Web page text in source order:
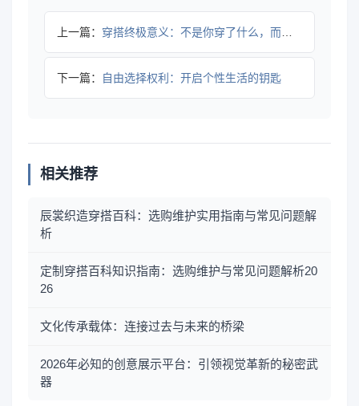
上一篇： 穿搭终极意义：不是你穿了什么，而是你怎样定义自己
下一篇： 自由选择权利：开启个性生活的钥匙
相关推荐
辰裳织造穿搭百科：选购维护实用指南与常见问题解
析
定制穿搭百科知识指南：选购维护与常见问题解析20
26
文化传承载体：连接过去与未来的桥梁
2026年必知的创意展示平台：引领视觉革新的秘密武
器